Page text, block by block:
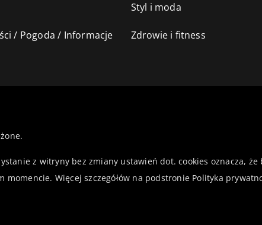
Styl i moda
/ Pogoda / Informacje Zdrowie i fitness
z witryny bez zmiany ustawień dot. cookies oznacza,
momencie. Więcej szczegółów na podstronie Polityka